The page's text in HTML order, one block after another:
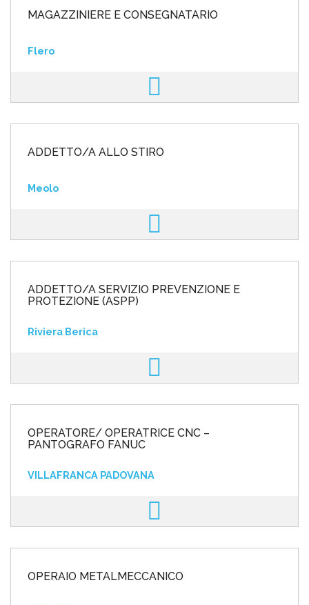
MAGAZZINIERE E CONSEGNATARIO
Flero
ADDETTO/A ALLO STIRO
Meolo
ADDETTO/A SERVIZIO PREVENZIONE E
PROTEZIONE (ASPP)
Riviera Berica
OPERATORE/ OPERATRICE CNC –
PANTOGRAFO FANUC
VILLAFRANCA PADOVANA
OPERAIO METALMECCANICO